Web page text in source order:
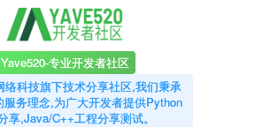
Yave520-专业开发者社区
科技旗下技术分享社区,我们秉承
服务理念,为广大开发者提供Python
享,Java/C++工程分享测试。